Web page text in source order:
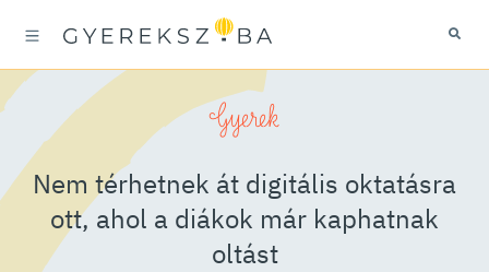
Gyerek
Nem térhetnek át digitális oktatásra
ott, ahol a diákok már kaphatnak
oltást